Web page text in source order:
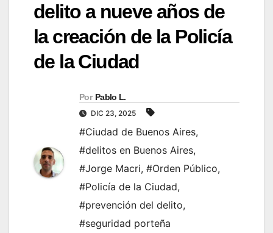
delito a nueve años de
la creación de la Policía
de la Ciudad
Por Pablo L.
DIC 23, 2025
#Ciudad de Buenos Aires,
#delitos en Buenos Aires,
#Jorge Macri, #Orden Público,
#Policía de la Ciudad,
#prevención del delito,
#seguridad porteña